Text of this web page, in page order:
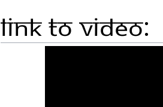
Link to Video: